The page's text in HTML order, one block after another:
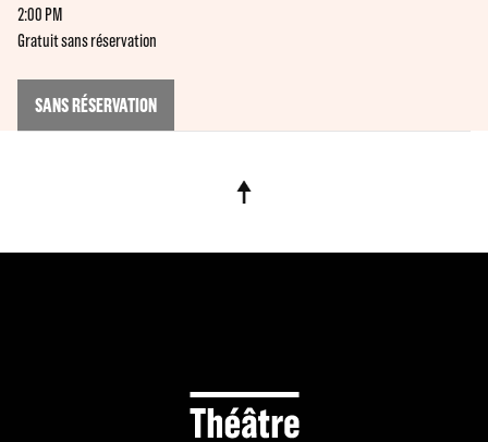
2:00 PM
Gratuit sans réservation
SANS RÉSERVATION